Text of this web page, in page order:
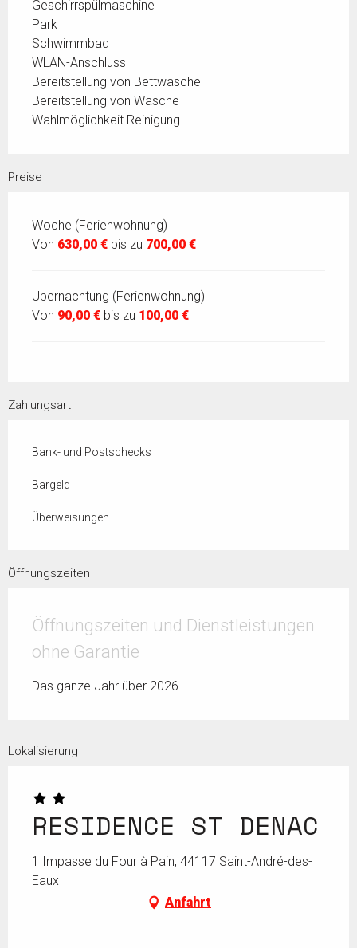
Geschirrspülmaschine
Park
Schwimmbad
WLAN-Anschluss
Bereitstellung von Bettwäsche
Bereitstellung von Wäsche
Wahlmöglichkeit Reinigung
Preise
Woche (Ferienwohnung)
Von 630,00 € bis zu 700,00 €
Übernachtung (Ferienwohnung)
Von 90,00 € bis zu 100,00 €
Zahlungsart
Bank- und Postschecks
Bargeld
Überweisungen
Öffnungszeiten
Öffnungszeiten und Dienstleistungen
ohne Garantie
Das ganze Jahr über 2026
Lokalisierung
RESIDENCE ST DENAC
1 Impasse du Four à Pain, 44117 Saint-André-des-
Eaux
Anfahrt